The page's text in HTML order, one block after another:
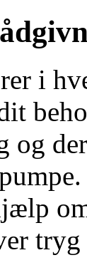
i